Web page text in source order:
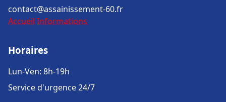
contact@assainissement-60.fr
Accueil Informations
Horaires
Lun-Ven: 8h-19h
Service d'urgence 24/7